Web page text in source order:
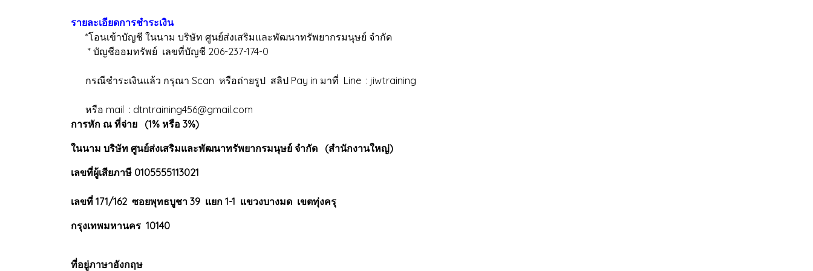
รายละเอียดการชำระเงิน
*โอนเข้าบัญชี ในนาม บริษัท ศูนย์ส่งเสริมและพัฒนาทรัพยากรมนุษย์ จำกัด
* บัญชีออมทรัพย์ เลขที่บัญชี 206-237-174-0
กรณีชำระเงินแล้ว กรุณา Scan หรือถ่ายรูป สลิป Pay in มาที่ Line : jiwtraining
หรือ mail : dtntraining456@gmail.com
การหัก ณ ที่จ่าย (1% หรือ 3%)
ในนาม บริษัท ศูนย์ส่งเสริมและพัฒนาทรัพยากรมนุษย์ จำกัด (สำนักงานใหญ่)
เลขที่ผู้เสียภาษี 0105555113021
เลขที่ 171/162 ซอยพุทธบูชา 39 แยก 1-1 แขวงบางมด เขตทุ่งครุ
กรุงเทพมหานคร 10140
ที่อยู่ภาษาอังกฤษ